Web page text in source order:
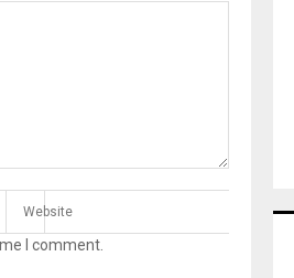
I comment.